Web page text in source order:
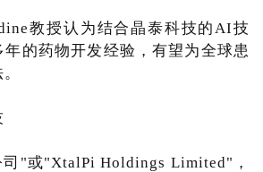
教授认为结合晶泰科技的AI技
的药物开发经验，有望为全球患
或"XtalPi Holdings Limited"，